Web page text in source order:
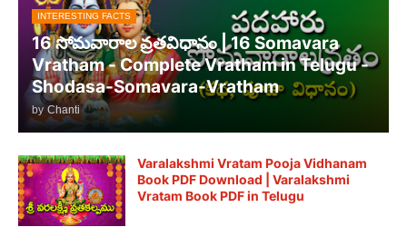
INTERESTING FACTS
16 సోమవారాల వ్రతవిధానం | 16 Somavara
Vratham - Complete Vratham in Telugu -
Shodasa-Somavara-Vratham
by Chanti
Varalakshmi Vratam Pooja Vidhanam
Book PDF Download | Varalakshmi
Vratam Book PDF in Telugu